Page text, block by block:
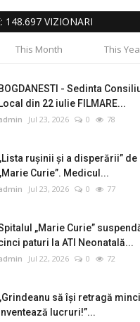
148.697 VIZIONARI
This Month This
BOGDANESTI - Sedinta
Local din 22 iulie FILMARE...
Jul 23, 2026 0 78
rușinii și a disperării” de
Curie”. Medicul...
Jul 23, 2026 0 77
„Marie Curie”
paturi la ATI Neonatală...
Jul 22, 2026 0 72
să își retragă
Inventează lucruri!”...